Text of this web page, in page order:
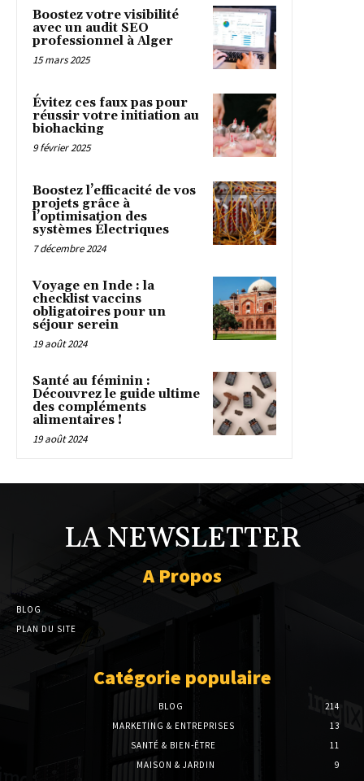
Boostez votre visibilité
avec un audit SEO
professionnel à Alger
15 mars 2025
Évitez ces faux pas pour
réussir votre initiation au
biohacking
9 février 2025
Boostez l’efficacité de vos
projets grâce à
l’optimisation des
systèmes Électriques
7 décembre 2024
Voyage en Inde : la
checklist vaccins
obligatoires pour un
séjour serein
19 août 2024
Santé au féminin :
Découvrez le guide ultime
des compléments
alimentaires !
19 août 2024
LA NEWSLETTER
A Propos
BLOG
PLAN DU SITE
Catégorie populaire
BLOG
214
MARKETING & ENTREPRISES
13
SANTÉ & BIEN-ÊTRE
11
MAISON & JARDIN
9